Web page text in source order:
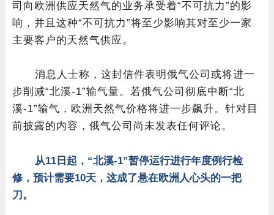
司向欧洲供应天然气的业务承受着“不可抗力”的影
响，并且这种“不可抗力”将至少影响其对至少一家
主要客户的天然气供应。
消息人士称，这封信件表明俄气公司或将进一
步削减“北溪-1”输气量。若俄气公司彻底中断“北
溪-1”输气，欧洲天然气价格将进一步飙升。针对目
前披露的内容，俄气公司尚未发表任何评论。
从11日起，“北溪-1”暂停运行进行年度例行检
修，预计需要10天，这成了悬在欧洲人心头的一把
刀。